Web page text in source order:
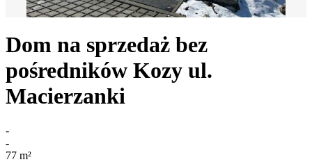
Dom na sprzedaż bez
pośredników Kozy ul.
Macierzanki
-
-
77 m²